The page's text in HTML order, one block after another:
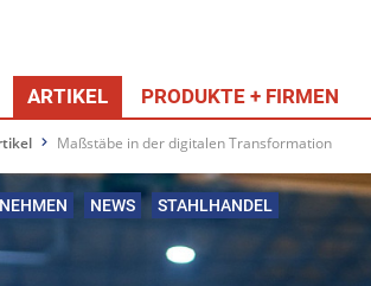
ARTIKEL PRODUKTE + FIRMEN
Maßstäbe in der digitalen Transformation
NEWS STAHLHANDEL